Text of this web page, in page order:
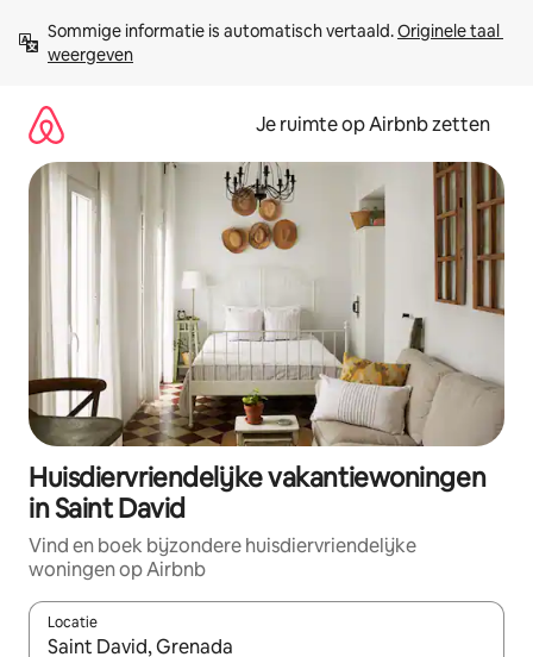
direct
naar
Sommige informatie is automatisch vertaald. Originele taal
weergeven
Je ruimte op Airbnb zetten
Huisdiervriendelijke vakantiewoningen
in Saint David
Vind en boek bijzondere huisdiervriendelijke
woningen op Airbnb
Locatie
Wanneer er suggesties beschikbaar zijn, maak je een keuze